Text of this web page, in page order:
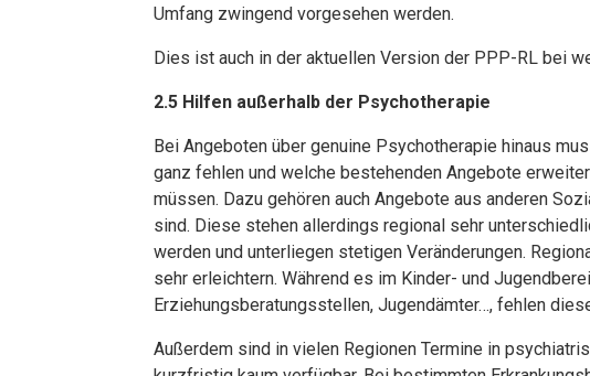
Umfang zwingend vorgesehen werden.
Dies ist auch in der aktuellen Version der PPP-RL bei
2.5 Hilfen außerhalb der Psychotherapie
Bei Angeboten über genuine Psychotherapie hinaus
ganz fehlen und welche bestehenden Angebote
müssen. Dazu gehören auch Angebote aus anderen
sind. Diese stehen allerdings regional sehr
werden und unterliegen stetigen Veränderungen.
sehr erleichtern. Während es im Kinder- und
Erziehungsberatungsstellen, Jugendämter…, fehlen
Außerdem sind in vielen Regionen Termine in